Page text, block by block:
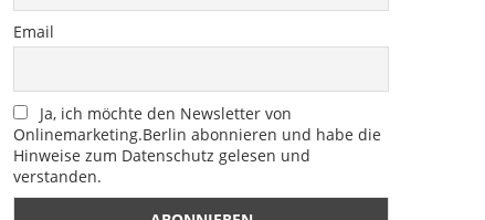
Email
Ja, ich möchte den Newsletter von
Onlinemarketing.Berlin abonnieren und habe die
Hinweise zum Datenschutz gelesen und
verstanden.